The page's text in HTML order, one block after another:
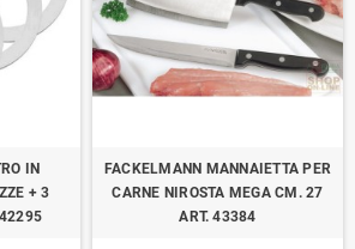
IN
+ 3
FACKELMANN MANNAIETTA PER
CARNE NIROSTA MEGA CM. 27
ART. 43384